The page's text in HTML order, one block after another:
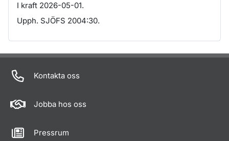
I kraft 2026-05-01.
Upph. SJÖFS 2004:30.
Om sidan
Kontakta oss
Jobba hos oss
Pressrum